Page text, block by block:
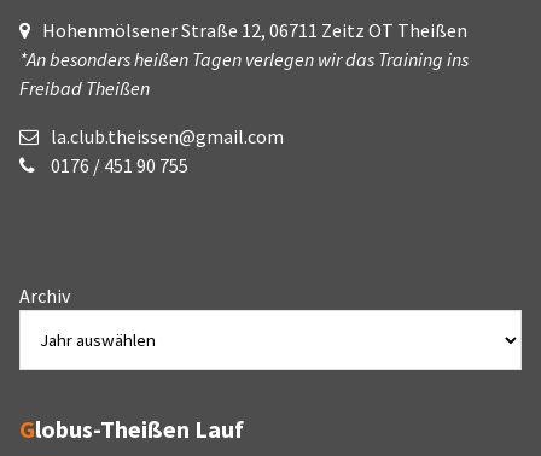
Hohenmölsener Straße 12, 06711 Zeitz OT Theißen
*An besonders heißen Tagen verlegen wir das Training ins
Freibad Theißen
la.club.theissen@gmail.com
0176 / 451 90 755
Archiv
Globus-Theißen Lauf